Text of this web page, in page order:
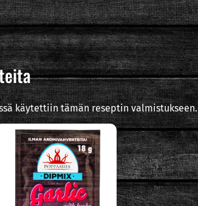
käytettiin tämän reseptin valmistukseen.